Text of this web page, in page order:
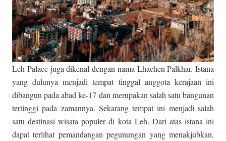
Leh Palace juga dikenal dengan nama Lhachen Palkhar. Istana
yang dulunya menjadi tempat tinggal anggota kerajaan ini
dibangun pada abad ke-17 dan merupakan salah satu bangunan
tertinggi pada zamannya. Sekarang tempat ini menjadi salah
satu destinasi wisata populer di kota Leh. Dari atas istana ini
dapat terlihat pemandangan pegunungan yang menakjubkan,